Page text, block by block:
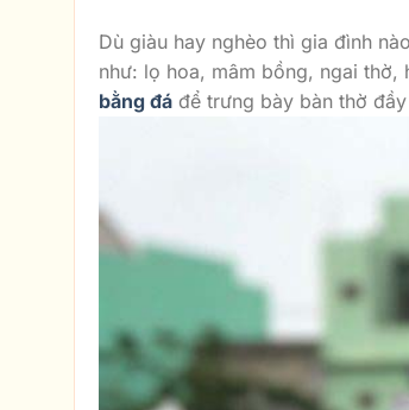
Dù giàu hay nghèo thì gia đình
như: lọ hoa, mâm bồng, ngai
bằng đá để trưng bày bàn thờ